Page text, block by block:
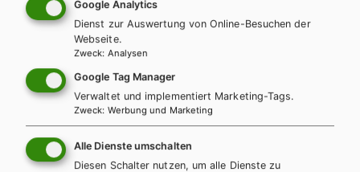
LEHRERSERVICE
Elisabeth Gettinger
+ 43 1 403 77 77 164
elisabeth.gettinger@hpt.at
Google Analytics
Dienst zur Auswertung von Online-Besuchen der
Webseite.
Zweck: Analysen
Google Tag Manager
Verwaltet und implementiert Marketing-Tags.
Zweck: Werbung und Marketing
Alle Dienste umschalten
Diesen Schalter nutzen, um alle Dienste zu